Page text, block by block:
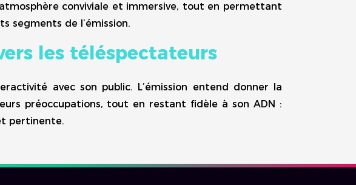
conviviale et immersive, tout en permettant
segments de l’émission.
les téléspectateurs
avec son public. L’émission entend donner la
préoccupations, tout en restant fidèle à son ADN :
pertinente.